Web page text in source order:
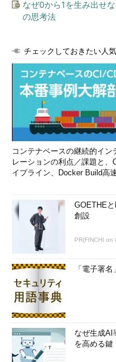
なぜ0から1を生み出せ
の思考法
チェックしておきたい人
コンテナベースの継続的イン
レーションの利点／課題と、
イプライン、Docker Build高
GOETHE
創設
PR(FINCHI on
「電子署
なぜ生成
を高める鍵